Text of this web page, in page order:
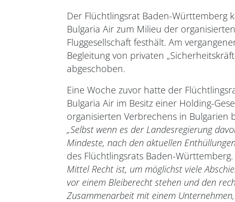
Der Flüchtlingsrat Baden-Württemberg
Bulgaria Air zum Milieu der
Fluggesellschaft festhält. Am
Begleitung von privaten
abgeschoben.
Eine Woche zuvor hatte der
Bulgaria Air im Besitz einer Holding-
organisierten Verbrechens in Bulgarien
„Selbst wenn es der Landesregierung
Mindeste, nach den aktuellen
des Flüchtlingsrats Baden-Württemberg.
Mittel Recht ist, um möglichst viele
vor einem Bleiberecht stehen und den
Zusammenarbeit mit einem